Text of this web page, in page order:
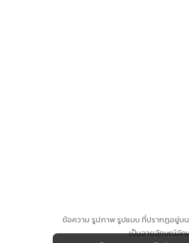
ข้อความ รูปภาพ รูปแบบ ที่ปรากฏอยู่บ
เป็นลายลักษณ์อัก